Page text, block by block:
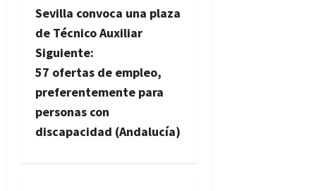
a
v
e
g
a
Sevilla convoca una plaza
de Técnico Auxiliar
Siguiente:
57 ofertas de empleo,
preferentemente para
personas con
discapacidad (Andalucía)